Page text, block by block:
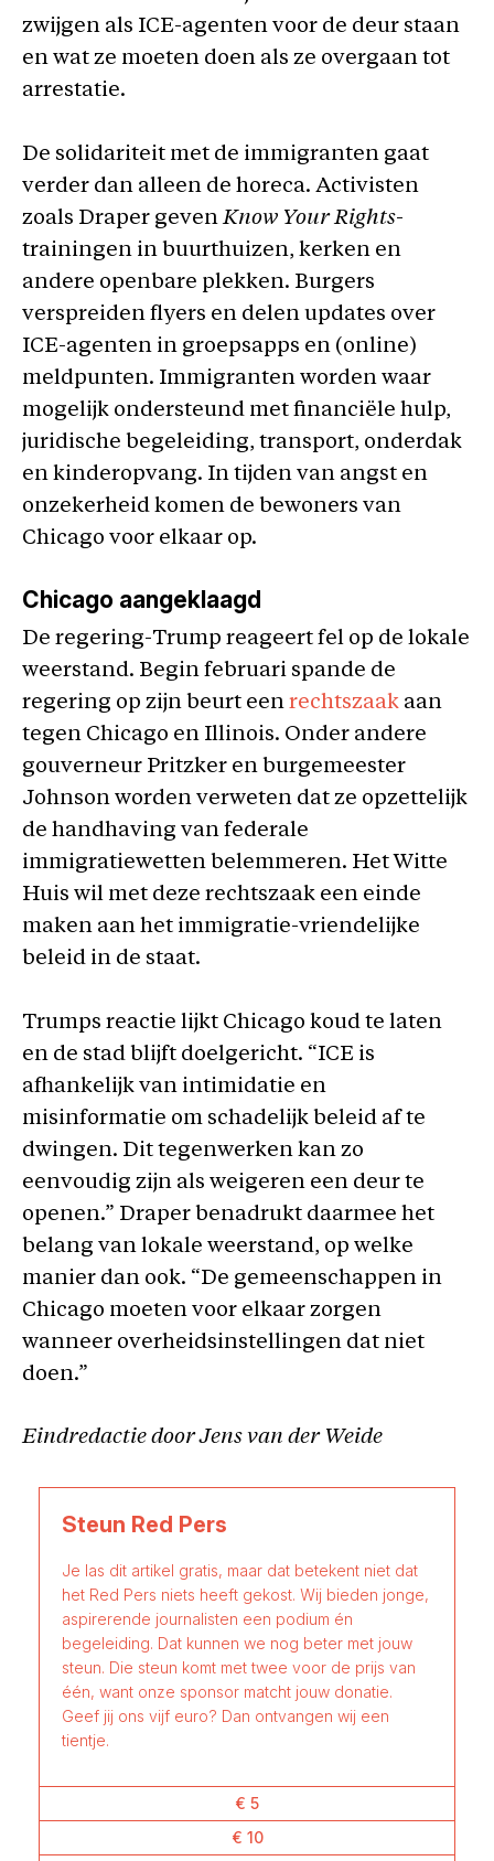
zwijgen als ICE-agenten voor de deur staan
en wat ze moeten doen als ze overgaan tot
arrestatie.
De solidariteit met de immigranten gaat
verder dan alleen de horeca. Activisten
zoals Draper gevenKnow Your Rights-
trainingen in buurthuizen, kerken en
andere openbare plekken. Burgers
verspreiden flyers en delen updates over
ICE-agenten in groepsapps en (online)
meldpunten. Immigranten worden waar
mogelijk ondersteund met financiële hulp,
juridische begeleiding, transport, onderdak
en kinderopvang. In tijden van angst en
onzekerheid komen de bewoners van
Chicago voor elkaar op.
Chicago aangeklaagd
De regering-Trump reageert fel op de lokale
weerstand. Begin februari spande de
regering op zijn beurt een rechtszaak aan
tegen Chicago en Illinois. Onder andere
gouverneur Pritzker en burgemeester
Johnson worden verweten dat ze opzettelijk
de handhaving van federale
immigratiewetten belemmeren. Het Witte
Huis wil met deze rechtszaak een einde
maken aan het immigratie-vriendelijke
beleid in de staat.
Trumps reactie lijkt Chicago koud te laten
en de stad blijft doelgericht. “ICE is
afhankelijk van intimidatie en
misinformatie om schadelijk beleid af te
dwingen. Dit tegenwerken kan zo
eenvoudig zijn als weigeren een deur te
openen.” Draper benadrukt daarmee het
belang van lokale weerstand, op welke
manier dan ook. “De gemeenschappen in
Chicago moeten voor elkaar zorgen
wanneer overheidsinstellingen dat niet
doen.”
Eindredactie door Jens van der Weide
Steun Red Pers
Je las dit artikel gratis, maar dat betekent niet dat
het Red Pers niets heeft gekost. Wij bieden jonge,
aspirerende journalisten een podium én
begeleiding. Dat kunnen we nog beter met jouw
steun. Die steun komt met twee voor de prijs van
één, want onze sponsor matcht jouw donatie.
Geef jij ons vijf euro? Dan ontvangen wij een
tientje.
€ 5
€ 10